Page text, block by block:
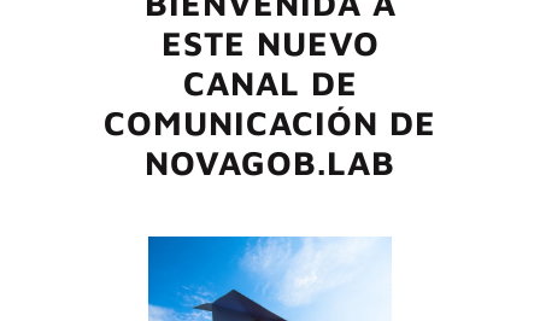
ESTE NUEVO
CANAL DE
COMUNICACIÓN DE
NOVAGOB.LAB